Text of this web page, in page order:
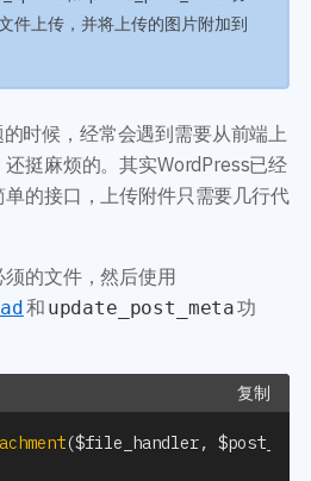
开发手册
插件开发手册
技术专题
安全增强
WooCommerce开发
多语言主题开发
登录
件上传，并将上传的图片附加到
时候，经常会遇到需要从前端上
挺麻烦的。其实WordPress已经
的接口，上传附件只需要几行代
的文件，然后使用
和 update_post_meta功
复制
($file_handler, $post_id